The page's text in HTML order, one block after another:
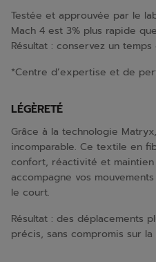
Testée et approuvée par le
Mach 4 est 3% plus rapide
Résultat : conservez un
*Centre d’expertise et de
LÉGÈRETÉ
Grâce à la technologie
incomparable. Ce textile en
confort, réactivité et maintien
accompagne vos
le court.
Résultat : des déplacements
précis, sans compromis sur